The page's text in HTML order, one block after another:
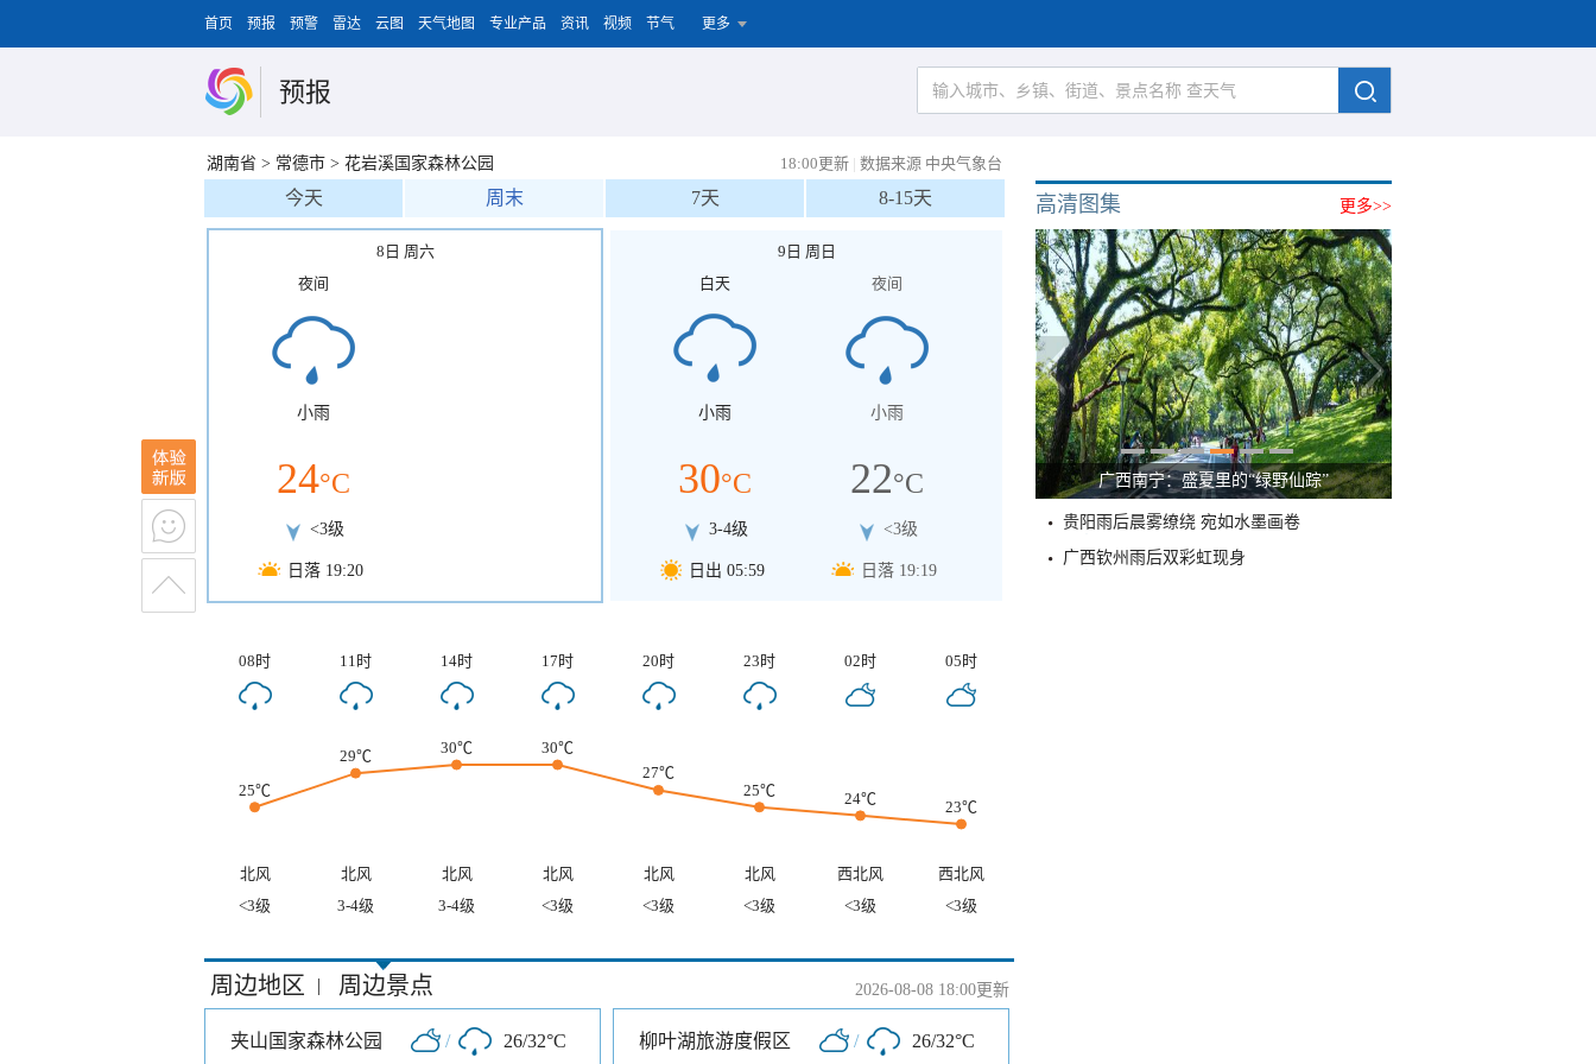
首页 预报 预警 雷达 云图 天气地图 专业产品 资讯 视频 节气 更多
预报
湖南省 > 常德市 > 花岩溪国家森林公园 18:00更新 | 数据来源 中央气象台
今天 周末 7天 8-15天
8日 周六
夜间
小雨
24°C
<3级
日落 19:20
9日 周日
白天
小雨
30°C
3-4级
日出 05:59
夜间
小雨
22°C
<3级
日落 19:19
08时 11时 14时 17时 20时 23时 02时 05时
25℃
29℃ 30℃
30℃
27℃
25℃
24℃ 23℃
北风 北风 北风 北风 北风 北风 西北风
西北风
<3级
3-4级 3-4级 <3级 <3级 <3级 <3级 <3级
周边地区 | 周边景点 2026-08-08 18:00更新
夹山国家森林公园 / 26/32°C 柳叶湖旅游度假区 / 26/32°C
更多>>
高清图集
广西南宁：盛夏里的“绿野仙踪”
贵阳雨后晨雾缭绕 宛如水墨画卷
广西钦州雨后双彩虹现身